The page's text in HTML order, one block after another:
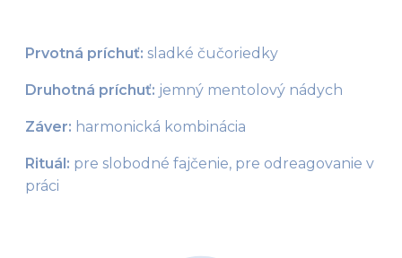
Prvotná príchuť: sladké čučoriedky
Druhotná príchuť: jemný mentolový nádych
Záver: harmonická kombinácia
Rituál: pre slobodné fajčenie, pre odreagovanie v
práci